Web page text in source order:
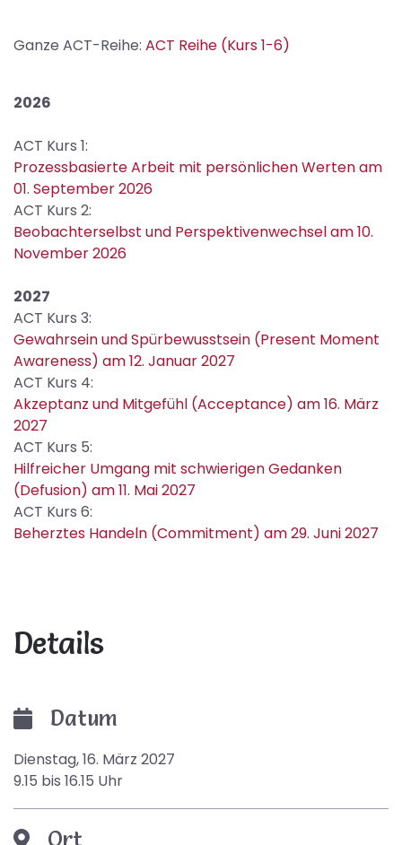
Ganze ACT-Reihe: ACT Reihe (Kurs 1-6)
2026
ACT Kurs 1:
Prozessbasierte Arbeit mit persönlichen Werten am
01. September 2026
ACT Kurs 2:
Beobachterselbst und Perspektivenwechsel am 10.
November 2026
2027
ACT Kurs 3:
Gewahrsein und Spürbewusstsein (Present Moment
Awareness) am 12. Januar 2027
ACT Kurs 4:
Akzeptanz und Mitgefühl (Acceptance) am 16. März
2027
ACT Kurs 5:
Hilfreicher Umgang mit schwierigen Gedanken
(Defusion) am 11. Mai 2027
ACT Kurs 6:
Beherztes Handeln (Commitment) am 29. Juni 2027
Details
Datum
Dienstag, 16. März 2027
9.15 bis 16.15 Uhr
Ort